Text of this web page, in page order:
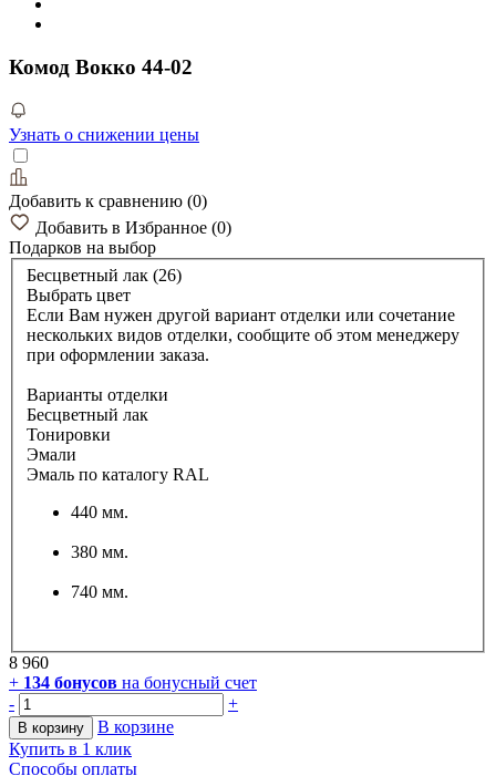
Комод Вокко 44-02
Узнать о снижении цены
Добавить к сравнению (0)
Добавить в Избранное (0)
Подарков на выбор
Бесцветный лак (26)
Выбрать цвет
Если Вам нужен другой вариант отделки или сочетание
нескольких видов отделки, сообщите об этом менеджеру
при оформлении заказа.
Варианты отделки
Бесцветный лак
Тонировки
Эмали
Эмаль по каталогу RAL
440 мм.
380 мм.
740 мм.
8 960
+ 134 бонусов на бонусный счет
-
+
В корзину
В корзине
Купить в 1 клик
Способы оплаты